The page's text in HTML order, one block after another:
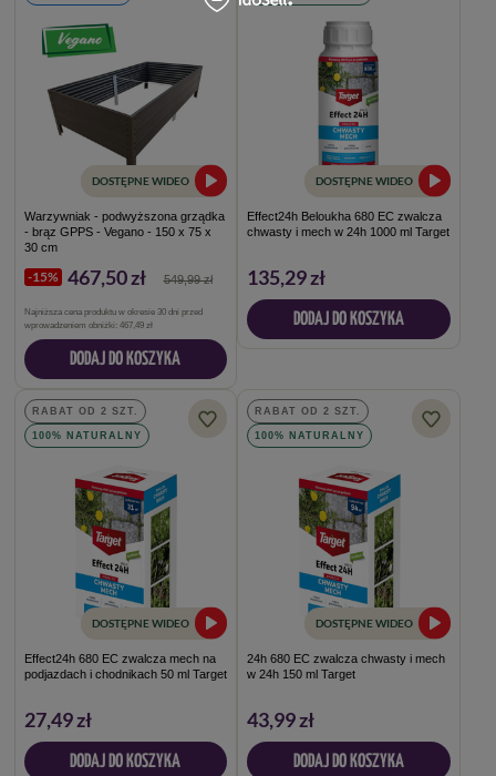
DOSTĘPNE WIDEO
Warzywniak - podwyższona grządka
- brąz GPPS - Vegano - 150 x 75 x
30 cm
549,99 zł
-15% 467,50 zł
Najniższa cena produktu w okresie 30 dni przed
wprowadzeniem obniżki: 467,49 zł
DODAJ DO KOSZYKA
DOSTĘPNE WIDEO
Effect24h Beloukha 680 EC zwalcza
chwasty i mech w 24h 1000 ml Target
135,29 zł
DODAJ DO KOSZYKA
RABAT OD 2 SZT.
100% NATURALNY
DOSTĘPNE WIDEO
Effect24h 680 EC zwalcza mech na
podjazdach i chodnikach 50 ml Target
27,49 zł
DODAJ DO KOSZYKA
RABAT OD 2 SZT.
100% NATURALNY
DOSTĘPNE WIDEO
24h 680 EC zwalcza chwasty i mech
w 24h 150 ml Target
43,99 zł
DODAJ DO KOSZYKA